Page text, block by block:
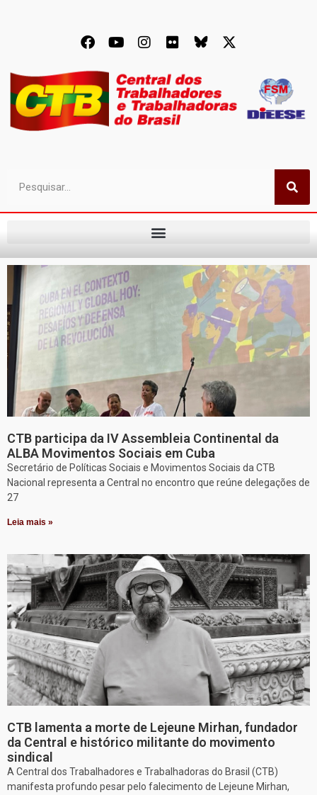
CTB participa da IV Assembleia Continental da
ALBA Movimentos Sociais em Cuba
Secretário de Políticas Sociais e Movimentos Sociais da CTB
Nacional representa a Central no encontro que reúne delegações de
27
Leia mais »
CTB lamenta a morte de Lejeune Mirhan, fundador
da Central e histórico militante do movimento
sindical
A Central dos Trabalhadores e Trabalhadoras do Brasil (CTB)
manifesta profundo pesar pelo falecimento de Lejeune Mirhan,